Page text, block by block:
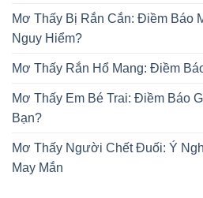
Mơ Thấy Bị Rắn Cắn: Điềm Báo
Nguy Hiểm?
Mơ Thấy Rắn Hổ Mang: Điềm
Mơ Thấy Em Bé Trai: Điềm Báo
Bạn?
Mơ Thấy Người Chết Đuối: Ý
May Mắn